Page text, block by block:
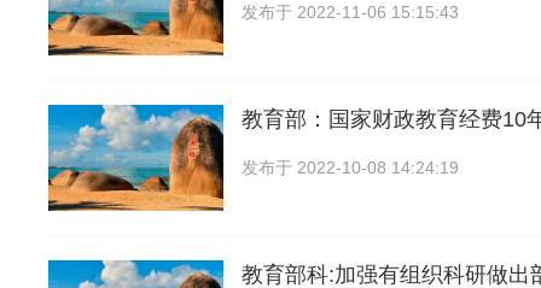
发布于 2022-11-06 15:15:43
教育部：国家财政教育经费10
发布于 2022-10-08 14:24:19
教育部科:加强有组织科研做出